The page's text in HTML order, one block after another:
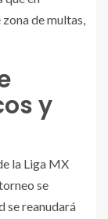
zona de multas,
y
la Liga MX
se
se reanudará